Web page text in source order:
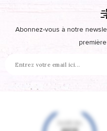
Abonnez-vous à notre